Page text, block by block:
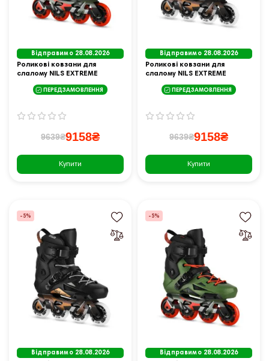
Відправимо 28.08.2026
Роликові ковзани для
слалому NILS EXTREME
зелені ПЕРЕДЗАМОВЛЕННЯ
9639₴9158₴
Купити
Відправимо 28.08.2026
Роликові ковзани для
слалому NILS EXTREME
чорні
ПЕРЕДЗАМОВЛЕННЯ
9639₴9158₴
Купити
-5%
Відправимо 28.08.2026
-5%
Відправимо 28.08.2026